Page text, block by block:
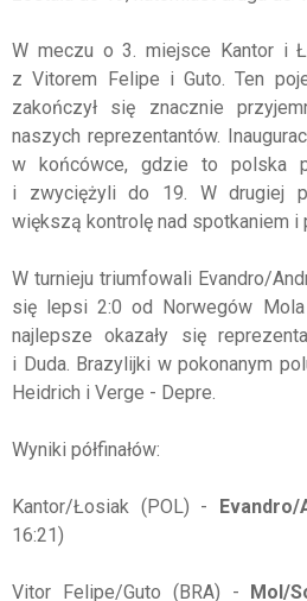
W meczu o 3. miejsce Kantor i
z Vitorem Felipe i Guto. Ten
zakończył się znacznie
naszych reprezentantów.
w końcówce, gdzie to polska
i zwyciężyli do 19. W drugiej
większą kontrolę nad spotkaniem i
W turnieju triumfowali Evandro/
się lepsi 2:0 od Norwegów
najlepsze okazały się
i Duda. Brazylijki w pokonanym
Heidrich i Verge - Depre.
Wyniki półfinałów:
Kantor/Łosiak (POL) - Evandro/
16:21)
Vitor Felipe/Guto (BRA) - Mol/